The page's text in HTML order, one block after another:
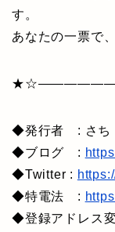
す。
あなたの一票で
◆発行者 : さち
◆ブログ :
◆Twitter :
◆特電法 :
◆登録アドレス